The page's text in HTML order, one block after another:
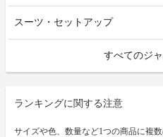
スーツ・セットアップ
すべてのジ
ランキングに関する注意
サイズや色、数量など1つの商品に複